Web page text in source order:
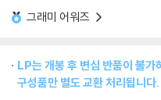
그래미 어워즈
LP는 개봉 후 변심 반품이 불가
구성품만 별도 교환 처리됩니다.